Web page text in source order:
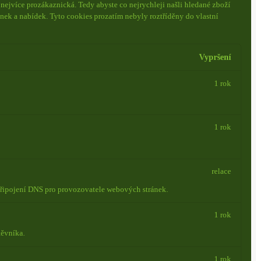
prozákaznická. Tedy abyste co nejrychleji našli hledané zboží
a nabídek. Tyto cookies prozatím nebyly roztříděny do vlastní
Vypršení
1 rok
1 rok
DNS pro provozovatele webových stránek.
relace
1 rok
1 rok